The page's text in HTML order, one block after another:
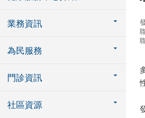
業務資訊
為民服務
門診資訊
社區資源